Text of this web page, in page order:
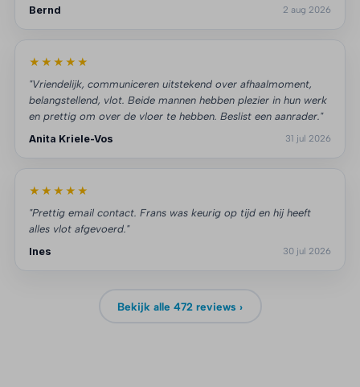
Bernd
2 aug 2026
★★★★★
"Vriendelijk, communiceren uitstekend over afhaalmoment,
belangstellend, vlot. Beide mannen hebben plezier in hun werk
en prettig om over de vloer te hebben. Beslist een aanrader."
Anita Kriele-Vos
31 jul 2026
★★★★★
"Prettig email contact. Frans was keurig op tijd en hij heeft
alles vlot afgevoerd."
Ines
30 jul 2026
Bekijk alle 472 reviews ›